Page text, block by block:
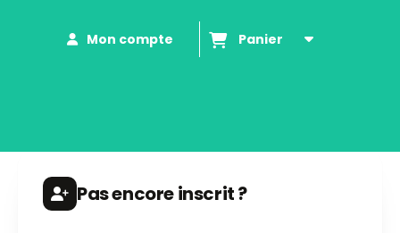
Mon compte Panier
Pas encore inscrit ?